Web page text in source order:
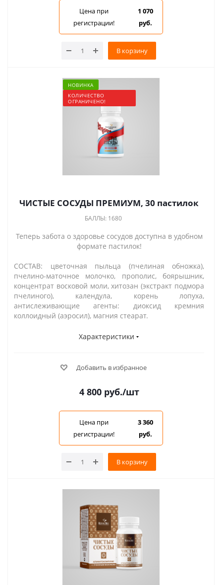
Цена при
регистрации!
1 070
руб.
В корзину
НОВИНКА
КОЛИЧЕСТВО
ОГРАНИЧЕНО!
ЧИСТЫЕ СОСУДЫ ПРЕМИУМ, 30 пастилок
БАЛЛЫ: 1680
Теперь забота о здоровье сосудов доступна в удобном
формате пастилок!
СОСТАВ: цветочная пыльца (пчелиная обножка),
пчелино-маточное молочко, прополис, боярышник,
концентрат восковой моли, хитозан (экстракт подмора
пчелиного), календула, корень лопуха,
антислеживающие агенты: диоксид кремния
коллоидный (аэросил), магния стеарат.
Характеристики
Добавить в избранное
4 800 руб./шт
Цена при
регистрации!
3 360
руб.
В корзину